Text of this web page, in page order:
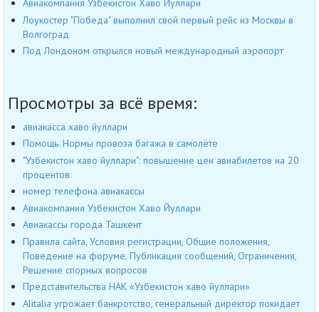
Авиакомпания Узбекистон Хаво Йуллари
Лоукостер "Победа" выполнил свой первый рейс из Москвы в
Волгоград
Под Лондоном открылся новый международный аэропорт
Просмотры за всё время:
авиакасса хаво йуллари
Помощь. Нормы провоза багажа в самолёте
"Узбекистон хаво йуллари": повышение цен авиабилетов на 20
процентов
номер телефона авиакассы
Авиакомпания Узбекистон Хаво Йуллари
Авиакассы города Ташкент
Правила сайта, Условия регистрации, Общие положения,
Поведение на форуме, Публикация сообщений, Ограничения,
Решение спорных вопросов
Представительства НАК «Узбекистон хаво йуллари»
Alitalia угрожает банкротство, генеральный директор покидает